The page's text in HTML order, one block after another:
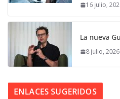
16 julio,
La nueva
8 julio, 2026
ENLACES SUGERIDOS